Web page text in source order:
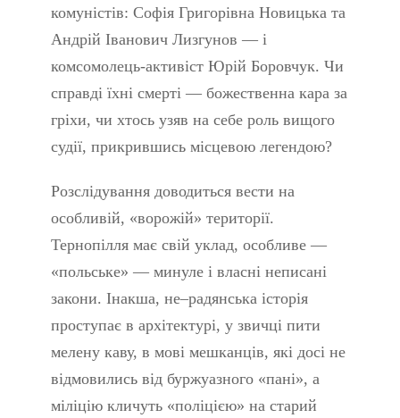
комуністів: Софія Григорівна Новицька та
Андрій Іванович Лизгунов — і
комсомолець-активіст Юрій Боровчук. Чи
справді їхні смерті — божественна кара за
гріхи, чи хтось узяв на себе роль вищого
судії, прикрившись місцевою легендою?
Розслідування доводиться вести на
особливій, «ворожій» території.
Тернопілля має свій уклад, особливе —
«польське» — минуле і власні неписані
закони. Інакша, не–радянська історія
проступає в архітектурі, у звичці пити
мелену каву, в мові мешканців, які досі не
відмовились від буржуазного «пані», а
міліцію кличуть «поліцією» на старий